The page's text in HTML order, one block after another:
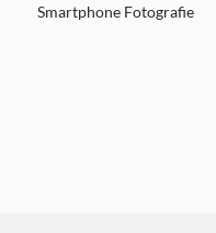
Smartphone Fotografie